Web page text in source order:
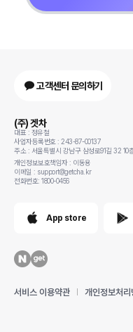
고객센터 문의하기
(주) 겟차
대표 : 정유철
사업자등록번호 : 243-87-00137
주소 : 서울특별시 강남구 삼성로91길 32 10
개인정보보호책임자 : 이동용
이메일 : support@getcha.kr
전화번호: 1800-0456
App store
서비스 이용약관 개인정보처리